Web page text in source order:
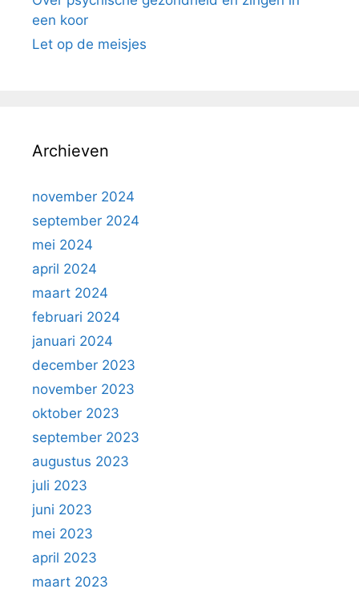
een koor
Let op de meisjes
Archieven
november 2024
september 2024
mei 2024
april 2024
maart 2024
februari 2024
januari 2024
december 2023
november 2023
oktober 2023
september 2023
augustus 2023
juli 2023
juni 2023
mei 2023
april 2023
maart 2023